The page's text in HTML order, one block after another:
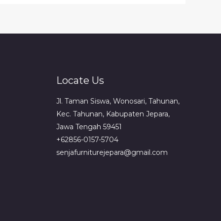
Locate Us
Jl. Taman Siswa, Wonosari, Tahunan,
Kec. Tahunan, Kabupaten Jepara,
Jawa Tengah 59451
+62856-0157-5704
senjafurniturejepara@gmail.com